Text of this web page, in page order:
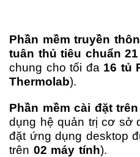
Phần mềm truyền
tuân thủ tiêu chuẩn 21
chung cho tối đa 16 tủ
Thermolab).
Phần mềm cài đặt
dụng hệ quản trị cơ sở
đặt ứng dụng desktop
trên 02 máy tính).